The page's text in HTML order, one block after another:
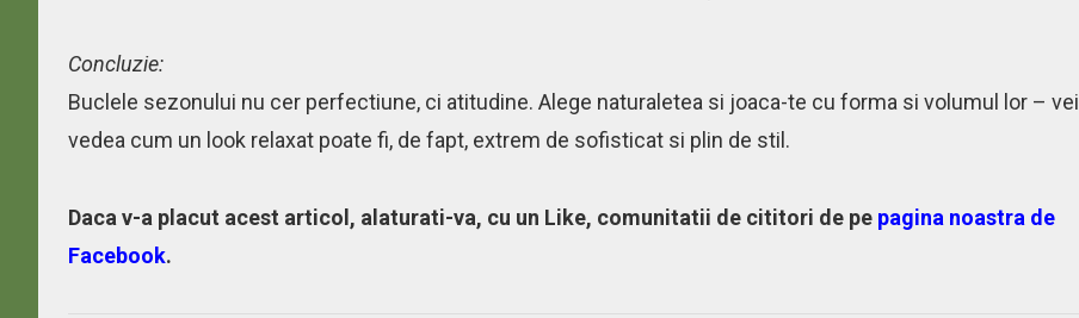
Concluzie:
Buclele sezonului nu cer perfectiune, ci atitudine. Alege naturaletea si joaca-te cu forma si volumul lor – vei
vedea cum un look relaxat poate fi, de fapt, extrem de sofisticat si plin de stil.
Daca v-a placut acest articol, alaturati-va, cu un Like, comunitatii de cititori de pe pagina noastra de
Facebook.